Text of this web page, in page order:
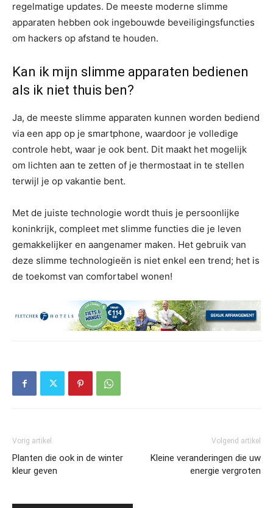
regelmatige updates. De meeste moderne slimme
apparaten hebben ook ingebouwde beveiligingsfuncties
om hackers op afstand te houden.
Kan ik mijn slimme apparaten bedienen
als ik niet thuis ben?
Ja, de meeste slimme apparaten kunnen worden bediend
via een app op je smartphone, waardoor je volledige
controle hebt, waar je ook bent. Dit maakt het mogelijk
om lichten aan te zetten of je thermostaat in te stellen
terwijl je op vakantie bent.
Met de juiste technologie wordt thuis je persoonlijke
koninkrijk, compleet met slimme functies die je leven
gemakkelijker en aangenamer maken. Het gebruik van
deze slimme technologieën is niet enkel een trend; het is
de toekomst van comfortabel wonen!
Vorig artikel
Planten die ook in de winter
kleur geven
Volgend artikel
Kleine veranderingen die uw
energie vergroten